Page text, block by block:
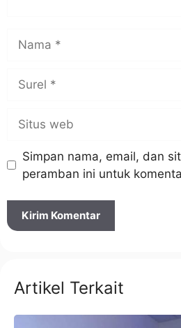
web
Simpan nama, email, dan
peramban ini untuk
Artikel Terkait